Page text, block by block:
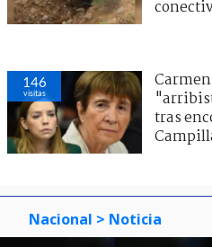
146
visitas
tras
Nacional > Noticia